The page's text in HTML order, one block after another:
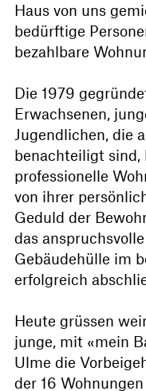
Haus von uns
bedürftige
bezahlbare
Die 1979
Erwachsenen,
Jugendlichen, die
benachteiligt sind,
professionelle
von ihrer
Geduld der
das
Gebäudehülle im
erfolgreich
Heute grüssen
junge, mit «mein
Ulme die
der 16